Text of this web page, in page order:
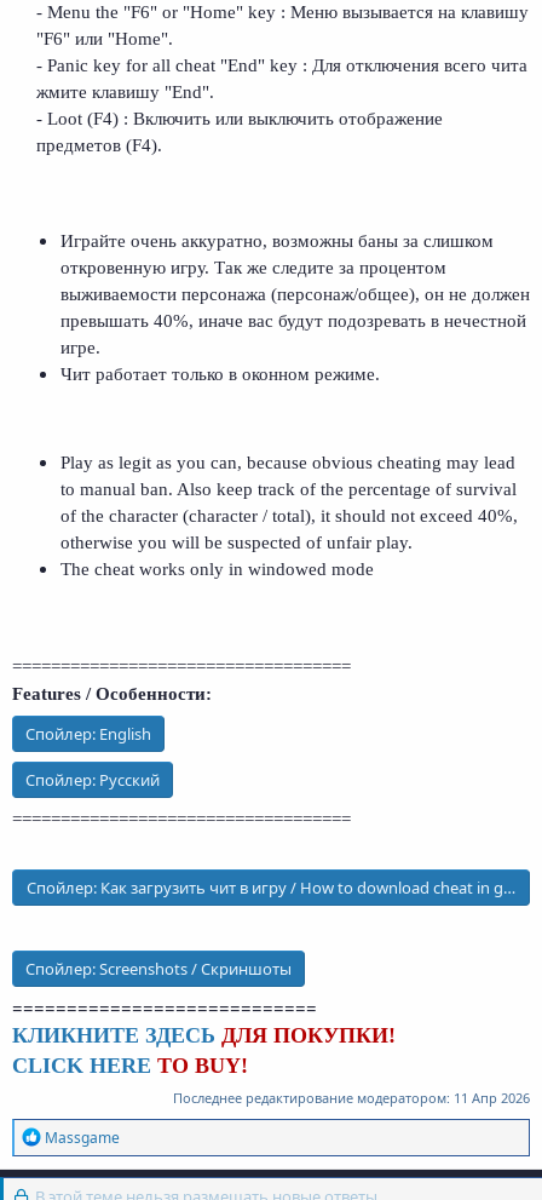
- Menu the "F6" or "Home" key : Меню вызывается на клавишу
"F6" или "Home".
- Panic key for all cheat "End" key : Для отключения всего чита
жмите клавишу "End".
- Loot (F4) : Включить или выключить отображение
предметов (F4).
Играйте очень аккуратно, возможны баны за слишком
откровенную игру. Так же следите за процентом
выживаемости персонажа (персонаж/общее), он не должен
превышать 40%, иначе вас будут подозревать в нечестной
игре.
Чит работает только в оконном режиме.
Play as legit as you can, because obvious cheating may lead
to manual ban. Also keep track of the percentage of survival
of the character (character / total), it should not exceed 40%,
otherwise you will be suspected of unfair play.
The cheat works only in windowed mode
===================================
Features / Особенности:
Спойлер: English
Спойлер: Русский
===================================
Спойлер: Как загрузить чит в игру / How to download cheat in game
Спойлер:Screenshots / Скриншоты
============================
КЛИКНИТЕ ЗДЕСЬ ДЛЯ ПОКУПКИ!
CLICK HERE TO BUY!
Последнее редактирование модератором: 11 Апр 2026
Р
е
а
к
Massgame